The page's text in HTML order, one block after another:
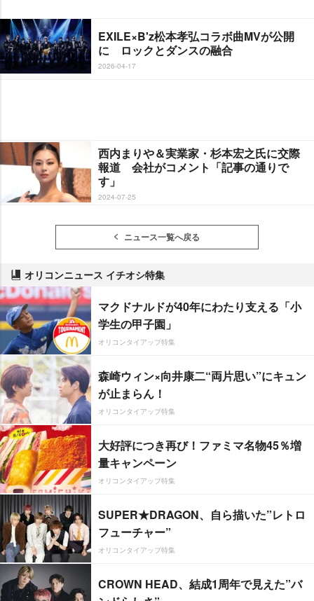
EXILE×B'z松本孝弘コラボ曲MVが公開
に ロックとダンスの融合
2026-04-17
西内まりや＆実業家・杉本宏之氏に交際
報道 会社がコメント「記事の通りで
す」
2024-07-25
ニュース一覧へ戻る
オリコンニュース イチオシ特集
マクドナルドが40年にわたり支える「小
学生の甲子園」
オリコンタイアップ特集
森崎ウィン×向井康二“両片思い”にキュン
が止まらん！
オリコンタイアップ特集
大好評につき再び！ファミマ名物45％増
量キャンペーン
オリコンタイアップ特集
SUPER★DRAGON、自ら描いた”レトロ
フューチャー”
オリコンタイアップ特集
CROWN HEAD、結成1周年で見えた”バ